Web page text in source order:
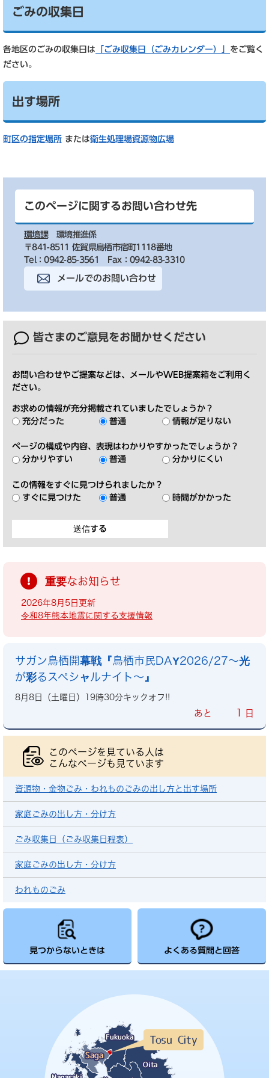
ごみの収集日
各地区のごみの収集日は 「ごみ収集日（ごみカレンダー）」 をご覧く
ださい。
出す場所
町区の指定場所 または衛生処理場資源物広場
このページに関するお問い合わせ先
環境課
環境推進係
〒841-8511 佐賀県鳥栖市宿町1118番地
Tel：0942-85-3561
Fax：0942-83-3310
メールでのお問い合わせ
皆さまのご意見をお聞かせください
お問い合わせやご提案などは、メールやWEB提案箱をご利用く
ださい。
お求めの情報が充分掲載されていましたでしょうか？
充分だった
普通 情報が足りない
ページの構成や内容、表現はわかりやすかったでしょうか？
分かりやすい
普通 分かりにくい
この情報をすぐに見つけられましたか？
すぐに見つけた
普通 時間がかかった
重要なお知らせ
2026年8月5日更新
令和8年熊本地震に関する支援情報
サガン鳥栖開幕戦『鳥栖市民DAY2026/27～光
が彩るスペシャルナイト～』
8月8日（土曜日）19時30分キックオフ!!
あと 1 日
このページを見ている人は
こんなページも見ています
資源物・金物ごみ・われものごみの出し方と出す場所
家庭ごみの出し方・分け方
ごみ収集日（ごみ収集日程表）
家庭ごみの出し方・分け方
われものごみ
見つからないときは よくある質問と回答